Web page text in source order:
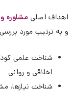
اهداف اصلیمشاوره
و به ترتیب مورد بررسی
شناخت علمی
اخلاقی و روانی
شناخت نیازها،